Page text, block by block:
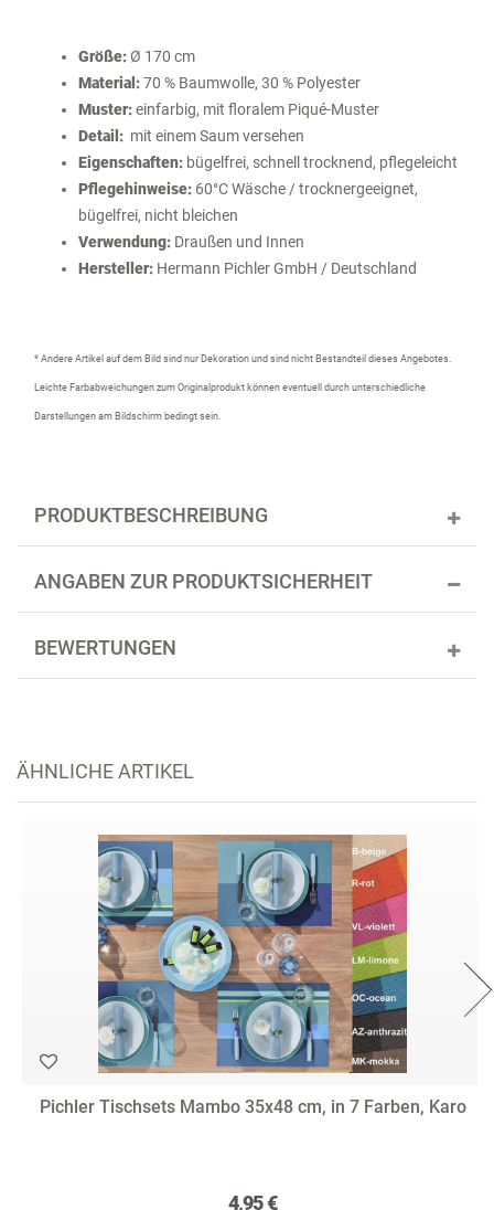
Größe:Ø 170 cm
Material:70 % Baumwolle, 30 % Polyester
Muster:einfarbig, mit floralem Piqué-Muster
Detail: mit einem Saum versehen
Eigenschaften: bügelfrei, schnell trocknend, pflegeleicht
Pflegehinweise: 60°C Wäsche / trocknergeeignet,
bügelfrei, nicht bleichen
Verwendung: Draußen und Innen
Hersteller: Hermann Pichler GmbH / Deutschland
* Andere Artikel auf dem Bild sind nur Dekoration und sind nicht Bestandteil dieses Angebotes.
Leichte Farbabweichungen zum Originalprodukt können eventuell durch unterschiedliche
Darstellungen am Bildschirm bedingt sein.
PRODUKTBESCHREIBUNG
ANGABEN ZUR PRODUKTSICHERHEIT
BEWERTUNGEN
ÄHNLICHE ARTIKEL
Pichler Tischsets Mambo 35x48 cm, in 7 Farben, Karo
4,95 €